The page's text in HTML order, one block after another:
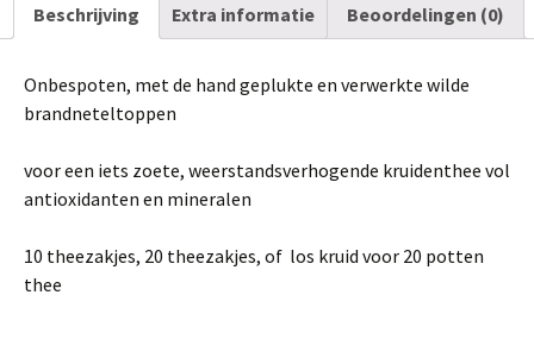
Beschrijving Extra informatie Beoordelingen (0)
Onbespoten, met de hand geplukte en verwerkte wilde
brandneteltoppen
voor een iets zoete, weerstandsverhogende kruidenthee vol
antioxidanten en mineralen
10 theezakjes, 20 theezakjes, of los kruid voor 20 potten
thee